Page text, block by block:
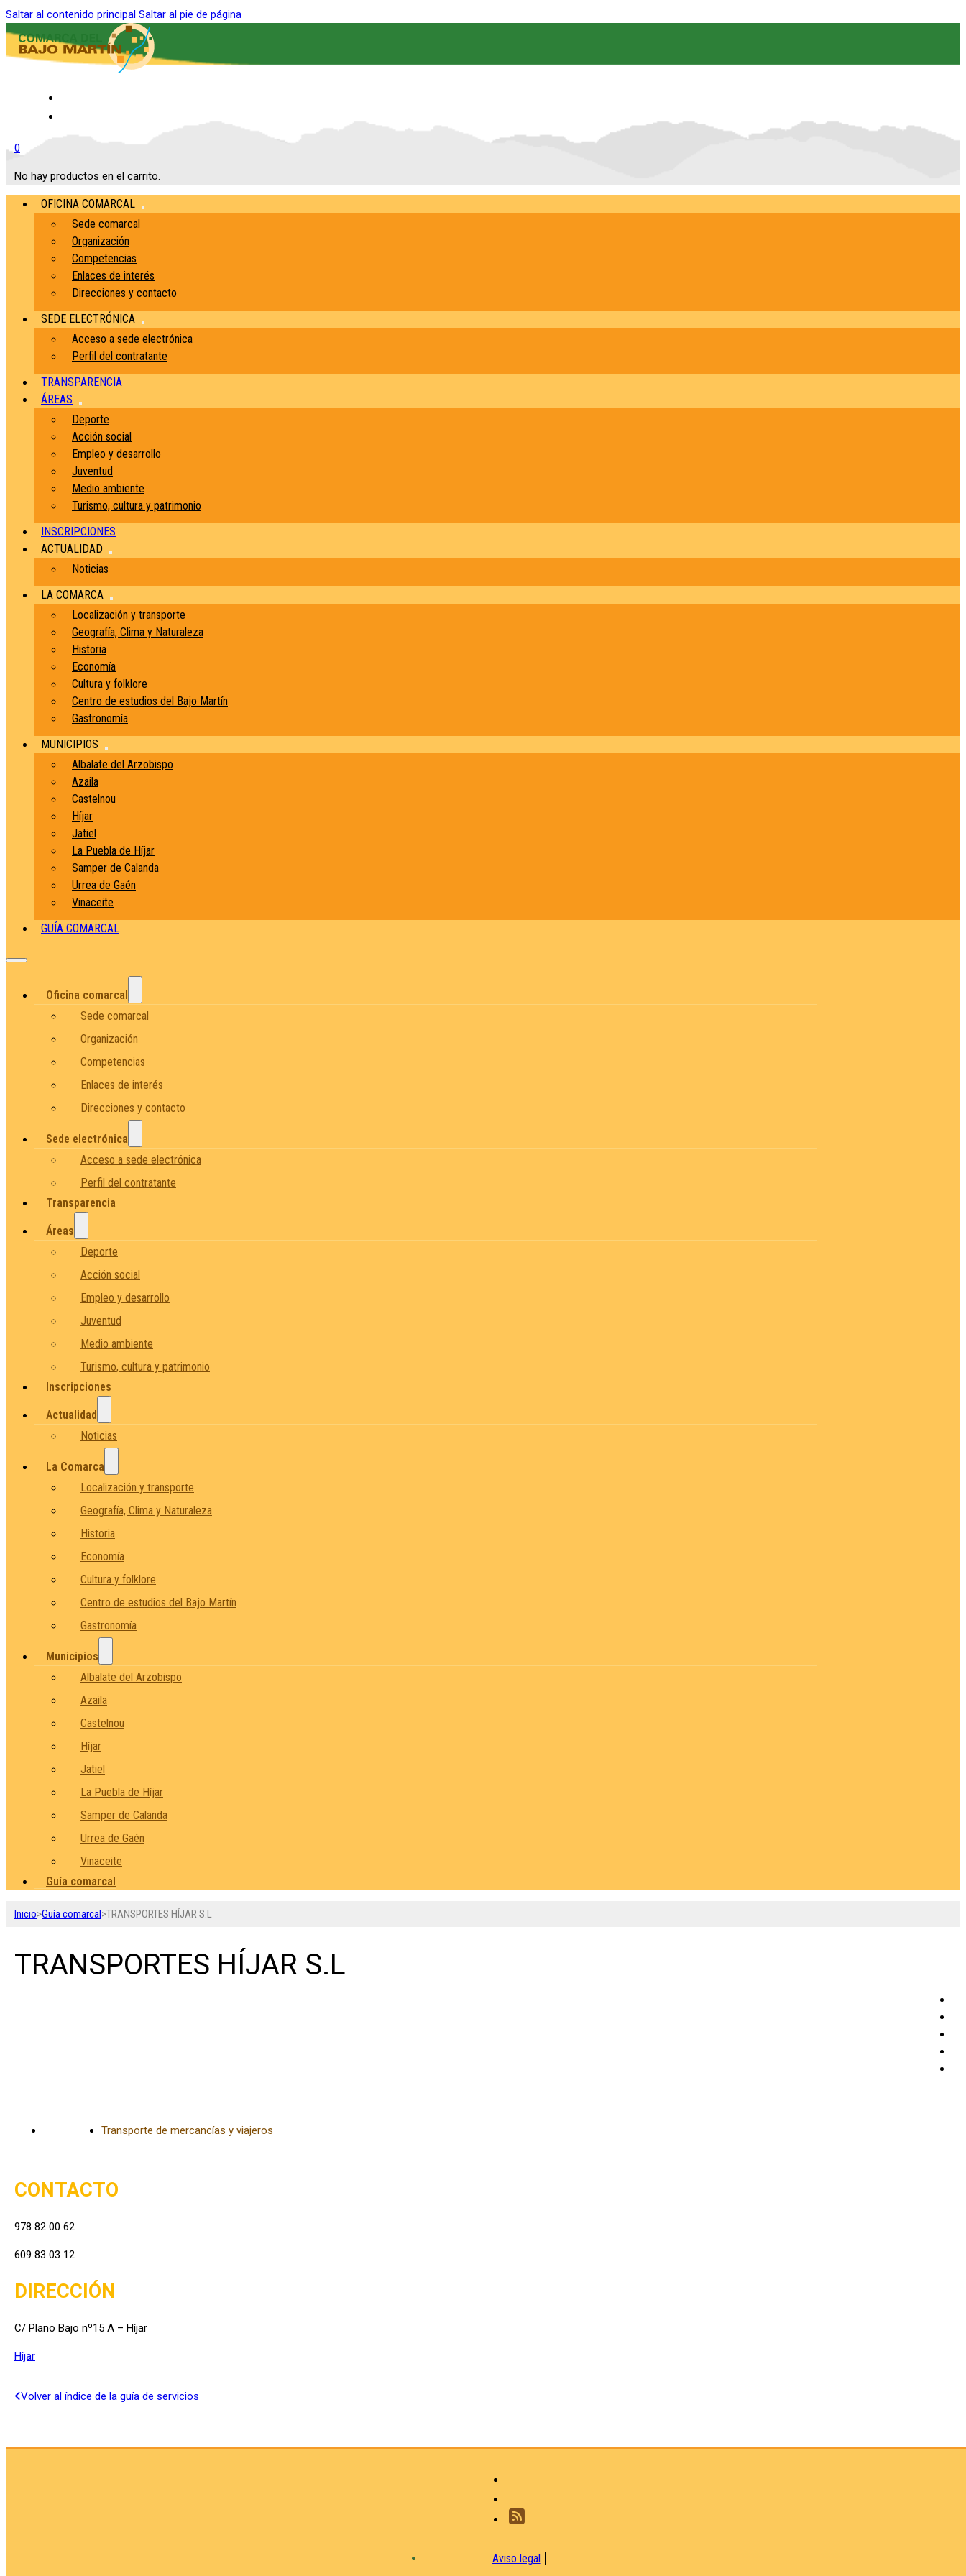
Saltar al contenido principal Saltar al pie de página
0
No hay productos en el carrito.
OFICINA COMARCAL
Sede comarcal
Organización
Competencias
Enlaces de interés
Direcciones y contacto
SEDE ELECTRÓNICA
Acceso a sede electrónica
Perfil del contratante
TRANSPARENCIA
ÁREAS
Deporte
Acción social
Empleo y desarrollo
Juventud
Medio ambiente
Turismo, cultura y patrimonio
INSCRIPCIONES
ACTUALIDAD
Noticias
LA COMARCA
Localización y transporte
Geografía, Clima y Naturaleza
Historia
Economía
Cultura y folklore
Centro de estudios del Bajo Martín
Gastronomía
MUNICIPIOS
Albalate del Arzobispo
Azaila
Castelnou
Híjar
Jatiel
La Puebla de Híjar
Samper de Calanda
Urrea de Gaén
Vinaceite
GUÍA COMARCAL
Oficina comarcal
Sede comarcal
Organización
Competencias
Enlaces de interés
Direcciones y contacto
Sede electrónica
Acceso a sede electrónica
Perfil del contratante
Transparencia
Áreas
Deporte
Acción social
Empleo y desarrollo
Juventud
Medio ambiente
Turismo, cultura y patrimonio
Inscripciones
Actualidad
Noticias
La Comarca
Localización y transporte
Geografía, Clima y Naturaleza
Historia
Economía
Cultura y folklore
Centro de estudios del Bajo Martín
Gastronomía
Municipios
Albalate del Arzobispo
Azaila
Castelnou
Híjar
Jatiel
La Puebla de Híjar
Samper de Calanda
Urrea de Gaén
Vinaceite
Guía comarcal
Inicio>Guía comarcal>TRANSPORTES HÍJAR S.L
TRANSPORTES HÍJAR S.L
Transporte de mercancías y viajeros
CONTACTO
978 82 00 62
609 83 03 12
DIRECCIÓN
C/ Plano Bajo nº15 A – Híjar
Híjar
Volver al índice de la guía de servicios
Aviso legal